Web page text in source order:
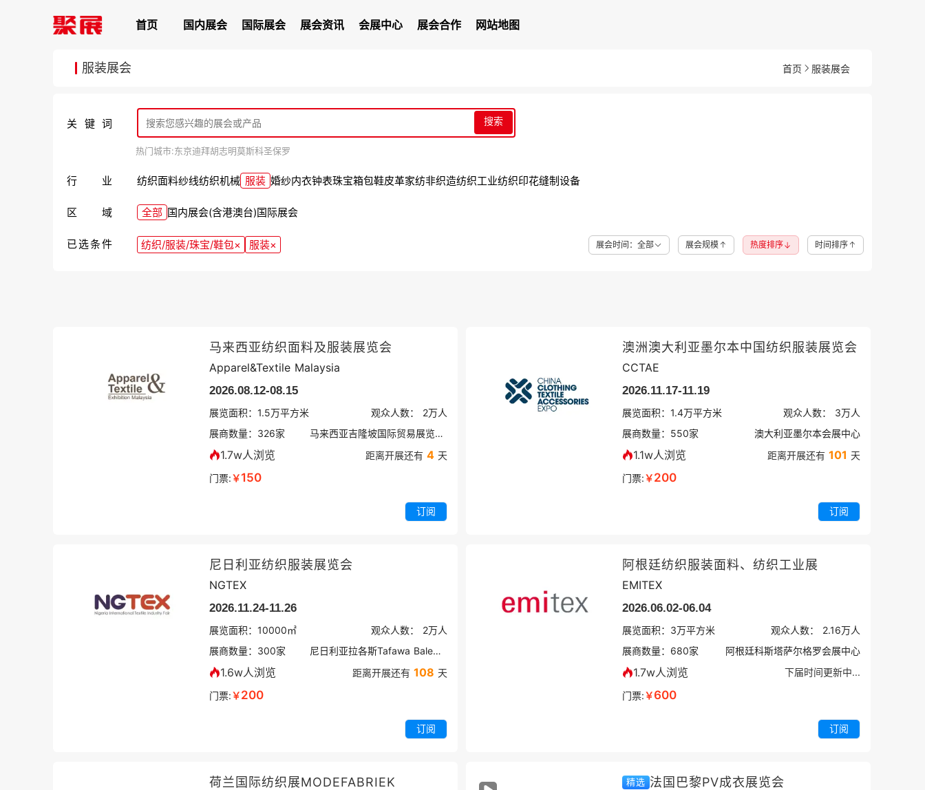
首页 国内展会 国际展会 展会资讯 会展中心 展会合作 网站地图
服装展会 首页 服装展会
马来西亚纺织面料及服装展览会
Apparel&Textile Malaysia
2026.08.12-08.15
展览面积： 1.5万平方米 观众人数： 2万人
展商数量： 326家 马来西亚吉隆坡国际贸易展览中心
1.7w人浏览 距离开展还有 4 天
门票:￥150
订阅
澳洲澳大利亚墨尔本中国纺织服装展览会
CCTAE
2026.11.17-11.19
展览面积： 1.4万平方米 观众人数： 3万人
展商数量： 550家 澳大利亚墨尔本会展中心
1.1w人浏览 距离开展还有 101 天
门票:￥200
订阅
尼日利亚纺织服装展览会
NGTEX
2026.11.24-11.26
展览面积： 10000㎡ 观众人数： 2万人
展商数量： 300家 尼日利亚拉各斯Tafawa Balewa广场
1.6w人浏览 距离开展还有 108 天
门票:￥200
订阅
阿根廷纺织服装面料、纺织工业展
EMITEX
2026.06.02-06.04
展览面积： 3万平方米 观众人数： 2.16万人
展商数量： 680家 阿根廷科斯塔萨尔格罗会展中心
1.7w人浏览
下届时间更新中...
门票:￥600
订阅
荷兰国际纺织展MODEFABRIEK 精选 法国巴黎PV成衣展览会
关键词 搜索
热门城市:东京迪拜胡志明莫斯科圣保罗
行业 纺织面料纱线纺织机械 服装 婚纱内衣钟表珠宝箱包鞋皮革家纺非织造纺织工业纺织印花缝制设备
区域 全部 国内展会(含港澳台)国际展会
已选条件 纺织/服装/珠宝/鞋包× 服装× 展会时间：全部 展会规模 热度排序 时间排序